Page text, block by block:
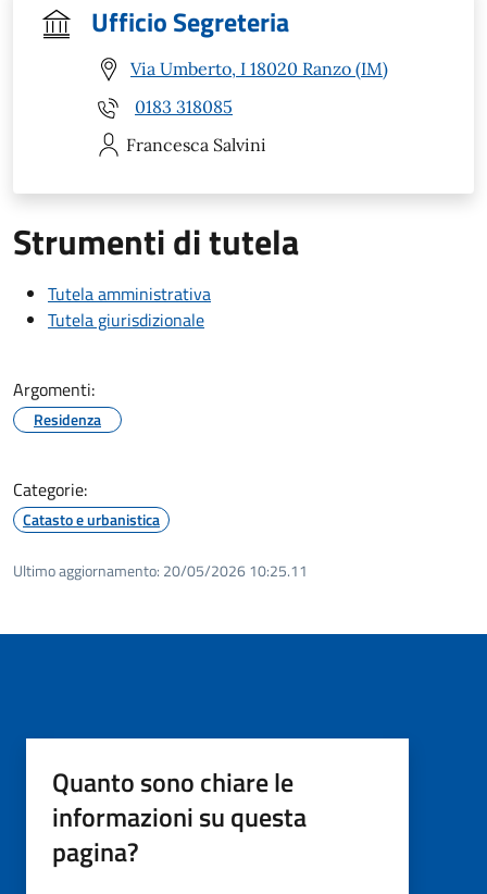
Ufficio Segreteria
Via Umberto, I 18020 Ranzo (IM)
0183 318085
Francesca Salvini
Strumenti di tutela
Tutela amministrativa
Tutela giurisdizionale
Argomenti:
Residenza
Categorie:
Catasto e urbanistica
Ultimo aggiornamento: 20/05/2026 10:25.11
Quanto sono chiare le
informazioni su questa
pagina?